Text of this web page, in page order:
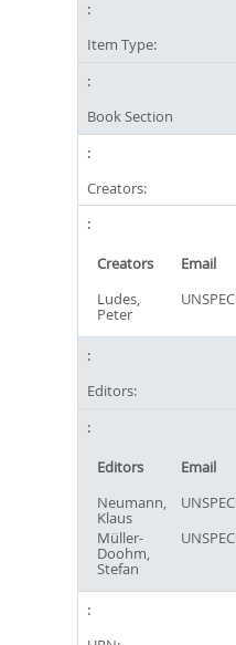
Item Type:
Book Section
Creators:
Creators Email
Ludes,
Peter
Editors:
Editors Email
Neumann,
Klaus
Müller-
Doohm,
Stefan